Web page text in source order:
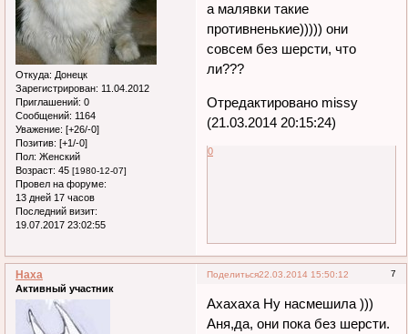
Откуда: Донецк
Зарегистрирован: 11.04.2012
Приглашений: 0
Сообщений: 1164
Уважение: [+26/-0]
Позитив: [+1/-0]
Пол: Женский
Возраст: 45 [1980-12-07]
Провел на форуме:
13 дней 17 часов
Последний визит:
19.07.2017 23:02:55
а малявки такие
противненькие))))) они
совсем без шерсти, что
ли???
Отредактировано missy
(21.03.2014 20:15:24)
0
Поделиться 7
22.03.2014 15:50:12
Наха
Активный участник
Ахахаха Ну насмешила )))
Аня,да, они пока без шерсти.